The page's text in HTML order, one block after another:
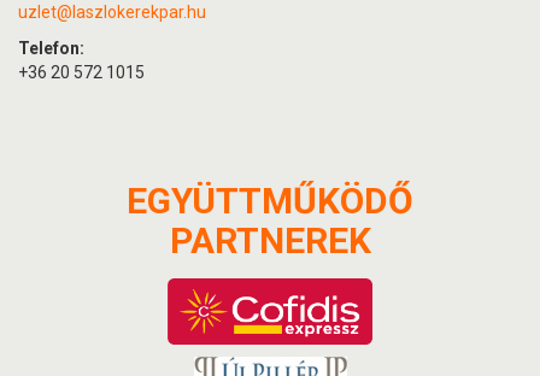
uzlet@laszlokerekpar.hu
Telefon:
+36 20 572 1015
EGYÜTTMŰKÖDŐ
PARTNEREK